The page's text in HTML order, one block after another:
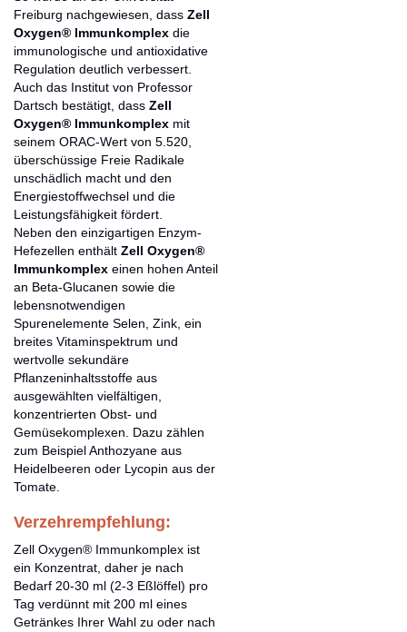
Freiburg nachgewiesen, dass Zell
Oxygen® Immunkomplex die
immunologische und antioxidative
Regulation deutlich verbessert.
Auch das Institut von Professor
Dartsch bestätigt, dass Zell
Oxygen® Immunkomplex mit
seinem ORAC-Wert von 5.520,
überschüssige Freie Radikale
unschädlich macht und den
Energiestoffwechsel und die
Leistungsfähigkeit fördert.
Neben den einzigartigen Enzym-
Hefezellen enthält Zell Oxygen®
Immunkomplex einen hohen Anteil
an Beta-Glucanen sowie die
lebensnotwendigen
Spurenelemente Selen, Zink, ein
breites Vitaminspektrum und
wertvolle sekundäre
Pflanzeninhaltsstoffe aus
ausgewählten vielfältigen,
konzentrierten Obst- und
Gemüsekomplexen. Dazu zählen
zum Beispiel Anthozyane aus
Heidelbeeren oder Lycopin aus der
Tomate.
Verzehrempfehlung:
Zell Oxygen® Immunkomplex ist
ein Konzentrat, daher je nach
Bedarf 20-30 ml (2-3 Eßlöffel) pro
Tag verdünnt mit 200 ml eines
Getränkes Ihrer Wahl zu oder nach